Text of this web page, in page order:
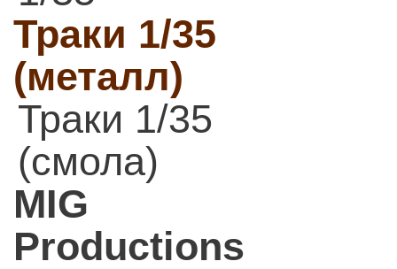
Траки 1/35
(металл)
Траки 1/35
(смола)
MIG
Productions